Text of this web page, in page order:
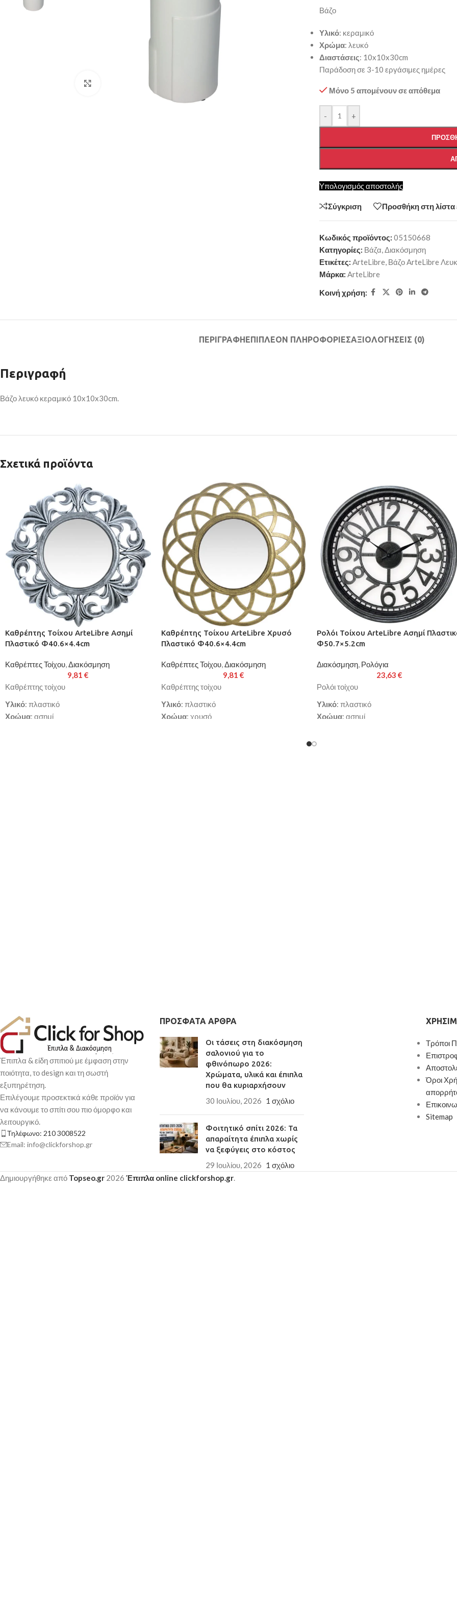
Βάζο
Υλικό: κεραμικό
Χρώμα: λευκό
Διαστάσεις: 10x10x30cm
Παράδοση σε 3-10 εργάσιμες ημέρες
Μόνο 5 απομένουν σε απόθεμα
- +
Υπολογισμός αποστολής
Σύγκριση Προσθήκη στη λίστα
Κωδικός προϊόντος: 05150668
Κατηγορίες: Βάζα,Διακόσμηση
Ετικέτες: ArteLibre, Βάζο ArteLibre
Μάρκα: ArteLibre
Κοινή χρήση:
ΠΕΡΙΓΡΑΦΉΕΠΙΠΛΈΟΝ ΠΛΗΡΟΦΟΡΊΕΣΑΞΙΟΛΟΓΉΣΕΙΣ (0)
Περιγραφή
Βάζο λευκό κεραμικό 10x10x30cm.
Σχετικά προϊόντα
Καθρέπτης Τοίχου ArteLibre Ασημί
Πλαστικό Φ40.6×4.4cm
Καθρέπτες Τοίχου Διακόσμηση
9,81 €
Καθρέπτης τοίχου
Υλικό: πλαστικό
Χρώμα: ασημί
Καθρέπτης Τοίχου ArteLibre Χρυσό
Πλαστικό Φ40.6×4.4cm
Καθρέπτες Τοίχου, Διακόσμηση
9,81€
Καθρέπτης τοίχου
Υλικό: πλαστικό
Χρώμα: χρυσό
Ρολόι Τοίχου ArteLibre Ασημί
Φ50.7×5.2cm
Διακόσμηση Ρολόγια
23,63€
Ρολόι τοίχου
Υλικό: πλαστικό
Χρώμα: ασημί
Έπιπλα & είδη σπιτιού με έμφαση στην
ποιότητα, το design και τη σωστή
εξυπηρέτηση.
Επιλέγουμε προσεκτικά κάθε προϊόν για
να κάνουμε το σπίτι σου πιο όμορφο και
λειτουργικό.
Τηλέφωνο: 210 3008522
Email: info@clickforshop.gr
ΠΡΌΣΦΑΤΑ ΆΡΘΡΑ
Οι τάσεις στη διακόσμηση
σαλονιού για το
φθινόπωρο 2026:
Χρώματα, υλικά και έπιπλα
που θα κυριαρχήσουν
30 Ιουλίου, 2026 1 σχόλιο
Φοιτητικό σπίτι 2026: Τα
απαραίτητα έπιπλα χωρίς
να ξεφύγεις στο κόστος
29 Ιουλίου, 2026 1 σχόλιο
Τρόποι
Όροι
Sitemap
Δημιουργήθηκε από Topseo.gr 2026 Έπιπλα online clickforshop.gr.